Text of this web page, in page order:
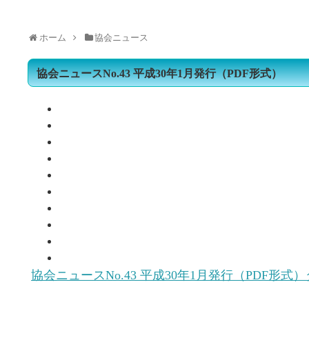
ホーム 協会ニュース
協会ニュースNo.43 平成30年1月発行（PDF形式）
協会ニュースNo.43 平成30年1月発行（PDF形式）